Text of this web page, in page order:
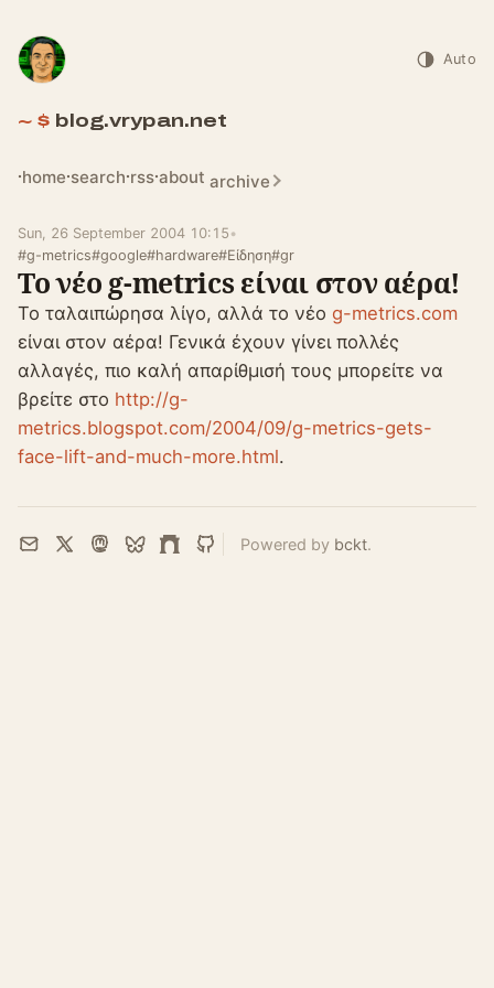
blog.vrypan.net
home search rss about archive
Auto
Sun, 26 September 2004 10:15 •
#g-metrics#google#hardware#Είδηση#gr
Το νέο g-metrics είναι στον αέρα!
Το ταλαιπώρησα λίγο, αλλά το νέο g-metrics.com
είναι στον αέρα! Γενικά έχουν γίνει πολλές
αλλαγές, πιο καλή απαρίθμισή τους μπορείτε να
βρείτε στο http://g-
metrics.blogspot.com/2004/09/g-metrics-gets-
face-lift-and-much-more.html.
Email
X Mastodon
BlueskyFarcaster
GitHub
Powered by bckt.